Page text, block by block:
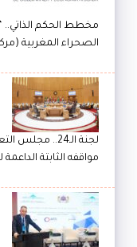
مخطط الحكم الذاتي..
الصحراء المغربية
لجنة الـ24..
مواقفه الثابتة